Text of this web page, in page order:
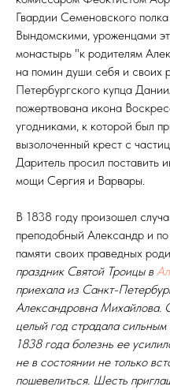
Гвардии Семеновского
Вындомскими, уроженцами
монастырь "к родителям
на помин души себя и своих
Петербургского купца
пожертвована икона
угодниками, к которой был
вызолоченный крест с
Даритель просил поставить
мощи Сергия и Варвары.
В 1838 году произошел
преподобный Александр и
памяти своих праведных
праздник Святой Троицы в
приехала из Санкт-
Александровна Михайлова.
целый год страдала
1838 года болезнь ее
не в состоянии не только
пошевелиться. Шесть